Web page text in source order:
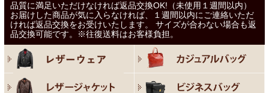
品質に満足いただけなければ返品交換OK!（未使用１週間以内）
お届けした商品が気に入らなければ、１週間以内にご連絡いただ
ければ返品交換をお受けいたします。 サイズが合わない場合も返
品交換可能です。※往復送料はお客様負担。